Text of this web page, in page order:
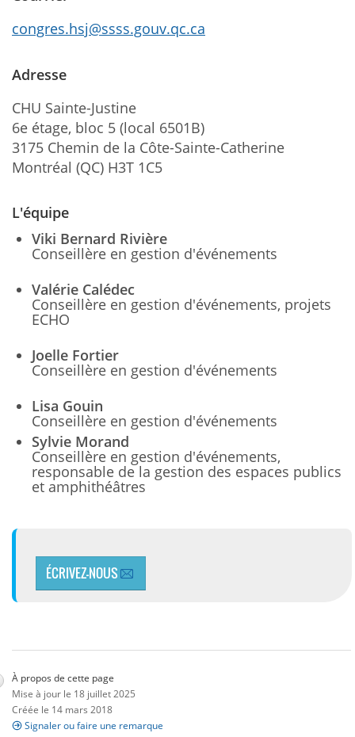
congres.hsj@ssss.gouv.qc.ca
Adresse
CHU Sainte-Justine
6e étage, bloc 5 (local 6501B)
3175 Chemin de la Côte-Sainte-Catherine
Montréal (QC) H3T 1C5
L'équipe
Viki Bernard Rivière
Conseillère en gestion d'événements
Valérie Calédec
Conseillère en gestion d'événements, projets
ECHO
Joelle Fortier
Conseillère en gestion d'événements
Lisa Gouin
Conseillère en gestion d'événements
Sylvie Morand
Conseillère en gestion d'événements,
responsable de la gestion des espaces publics
et amphithéâtres
ÉCRIVEZ-NOUS
À propos de cette page
Mise à jour le 18 juillet 2025
Créée le 14 mars 2018
Signaler ou faire une remarque